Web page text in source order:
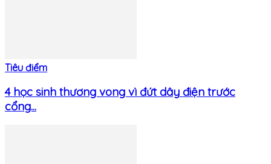
Tiêu điểm
4 học sinh thương vong vì đứt dây điện trước
cổng...